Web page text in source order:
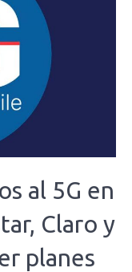
al 5G en
Claro y
planes